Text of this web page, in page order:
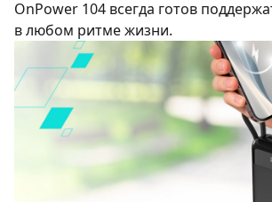
OnPower 104 всегда готов
в любом ритме жизни.